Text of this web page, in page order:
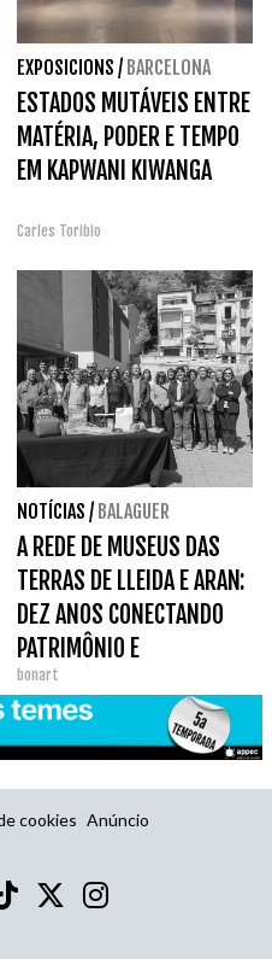
EXPOSICIONS / BARCELONA
ESTADOS MUTÁVEIS ENTRE
MATÉRIA, PODER E TEMPO
EM KAPWANI KIWANGA
Carles Toribio
NOTÍCIAS / BALAGUER
A REDE DE MUSEUS DAS
TERRAS DE LLEIDA E ARAN:
DEZ ANOS CONECTANDO
PATRIMÔNIO E
TERRITÓRIO.
bonart
cookies Anúncio